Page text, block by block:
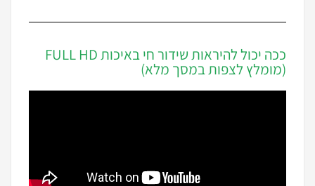
ככה יכול להיראות שידור חי באיכות FULL HD
(מומלץ לצפות במסך מלא)